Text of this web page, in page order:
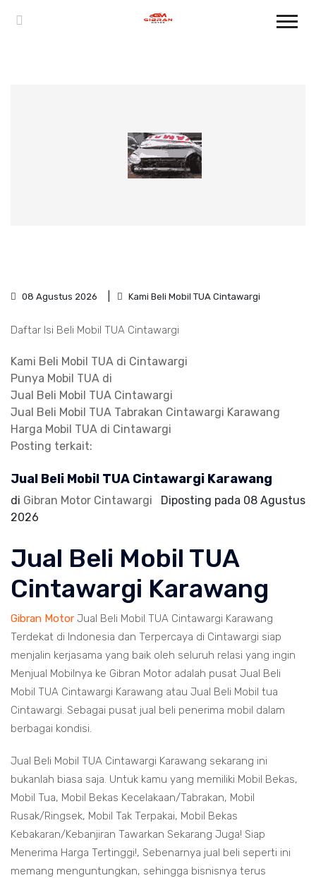
08 Agustus 2026 Kami Beli Mobil TUA Cintawargi
Daftar Isi Beli Mobil TUA Cintawargi
Kami Beli Mobil TUA di Cintawargi
Punya Mobil TUA di
Jual Beli Mobil TUA Cintawargi
Jual Beli Mobil TUA Tabrakan Cintawargi Karawang
Harga Mobil TUA di Cintawargi
Posting terkait:
Jual Beli Mobil TUA Cintawargi Karawang
di Gibran Motor Cintawargi Diposting pada 08 Agustus
2026
Jual Beli Mobil TUA
Cintawargi Karawang
Gibran Motor Jual Beli Mobil TUA Cintawargi Karawang
Terdekat di Indonesia dan Terpercaya di Cintawargi siap
menjalin kerjasama yang baik oleh seluruh relasi yang ingin
Menjual Mobilnya ke Gibran Motor adalah pusat Jual Beli
Mobil TUA Cintawargi Karawang atau Jual Beli Mobil tua
Cintawargi. Sebagai pusat jual beli penerima mobil dalam
berbagai kondisi.
Jual Beli Mobil TUA Cintawargi Karawang sekarang ini
bukanlah biasa saja. Untuk kamu yang memiliki Mobil Bekas,
Mobil Tua, Mobil Bekas Kecelakaan/Tabrakan, Mobil
Rusak/Ringsek, Mobil Tak Terpakai, Mobil Bekas
Kebakaran/Kebanjiran Tawarkan Sekarang Juga! Siap
Menerima Harga Tertinggi!, Sebenarnya jual beli seperti ini
memang menguntungkan, sehingga bisnisnya terus